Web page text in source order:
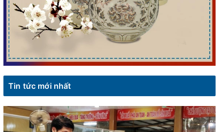
Tin tức mới nhất